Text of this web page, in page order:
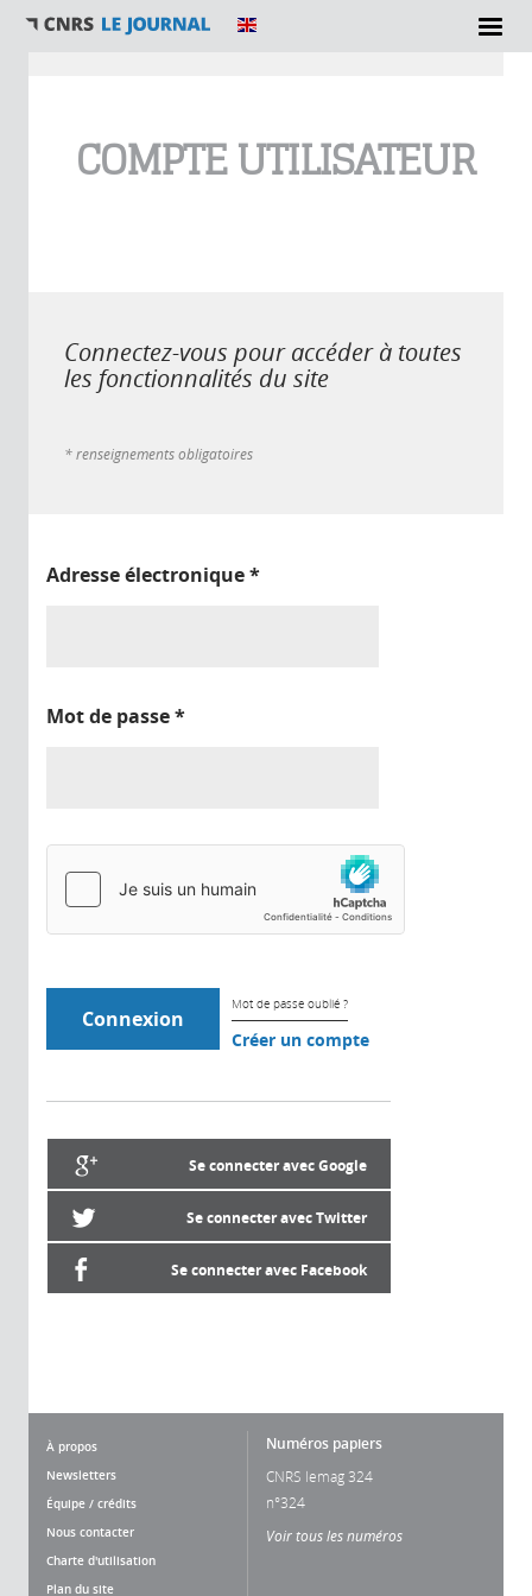
COMPTE UTILISATEUR
Connectez-vous pour accéder à toutes
les fonctionnalités du site
* renseignements obligatoires
Adresse électronique*
Mot de passe*
Mot de passe oublié ?
Créer un compte
Se connecter avec Google
Se connecter avec Twitter
Se connecter avec Facebook
À propos
Newsletters
Équipe / crédits
Nous contacter
Charte d'utilisation
Plan du site
Numéros papiers
CNRS lemag 324
n°324
Voir tous les numéros